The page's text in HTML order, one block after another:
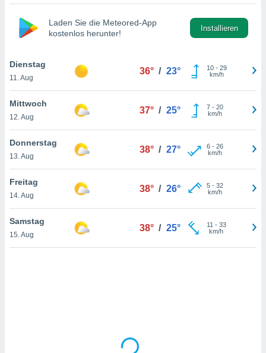
. Sie
jederzeit
Sie
der
weiterhin
Laden Sie die Meteored-App
kostenlos herunter!
Installieren
Dienstag
11. Aug
36° / 23° 10- 29
km/h
Mittwoch
12. Aug
37° / 25° 7- 20
km/h
Donnerstag
13. Aug
38° / 27° 6- 26
km/h
Freitag
14. Aug
38° / 26° 5- 32
km/h
Samstag
15. Aug
38° / 25° 11 - 33
km/h